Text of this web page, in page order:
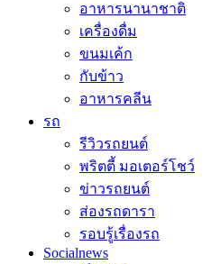
อาหารนานาชาติ
เครื่องดื่ม
ขนมเค้ก
กับข้าว
อาหารคลีน
รถ
รีวิวรถยนต์
พริตตี้ มอเตอร์โชว์
ข่าวรถยนต์
ส่องรถดารา
รอบรู้เรื่องรถ
Socialnews